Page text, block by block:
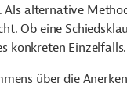
alternative
Ob eine
konkreten Einzelfalls.
über die